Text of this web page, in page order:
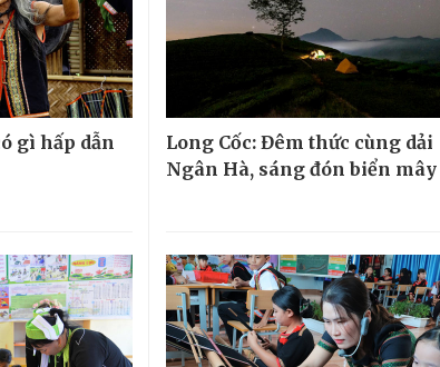
gì hấp dẫn
Long Cốc: Đêm thức cùng dải
Ngân Hà, sáng đón biển mây